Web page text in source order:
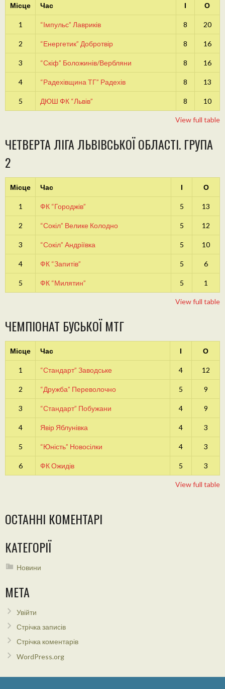
Місце Час І О
1 “Імпульс” Лавриків 8 20
2 “Енергетик” Добротвір 8 16
3 “Скіф” Боложинів/Вербляни 8 16
4 “Радехівщина ТГ” Радехів 8 13
5 ДЮШ ФК “Львів” 8 10
View full table
ЧЕТВЕРТА ЛІГА ЛЬВІВСЬКОЇ ОБЛАСТІ. ГРУПА
2
Місце Час І О
1 ФК “Городжів” 5 13
2 “Сокіл” Велике Колодно 5 12
3 “Сокіл” Андріївка 5 10
4 ФК “Запитів” 5 6
5 ФК “Милятин” 5 1
View full table
ЧЕМПІОНАТ БУСЬКОЇ МТГ
Місце Час І О
1 “Стандарт” Заводське 4 12
2 “Дружба” Переволочно 5 9
3 “Стандарт” Побужани 4 9
4 Явір Яблунівка 4 3
5 “Юність” Новосілки 4 3
6 ФК Ожидів 5 3
View full table
ОСТАННІ КОМЕНТАРІ
КАТЕГОРІЇ
Новини
МЕТА
Увійти
Стрічка записів
Стрічка коментарів
WordPress.org